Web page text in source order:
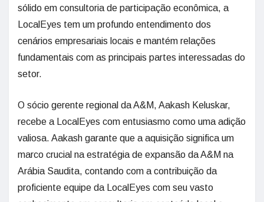
sólido em consultoria de participação econômica, a
LocalEyes tem um profundo entendimento dos
cenários empresariais locais e mantém relações
fundamentais com as principais partes interessadas do
setor.
O sócio gerente regional da A&M, Aakash Keluskar,
recebe a LocalEyes com entusiasmo como uma adição
valiosa. Aakash garante que a aquisição significa um
marco crucial na estratégia de expansão da A&M na
Arábia Saudita, contando com a contribuição da
proficiente equipe da LocalEyes com seu vasto